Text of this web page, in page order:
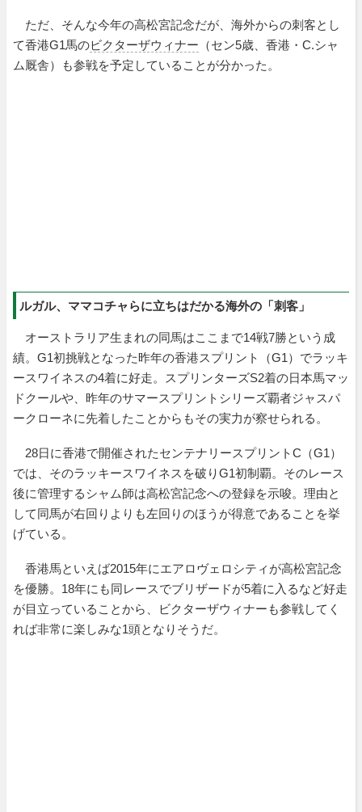
ただ、そんな今年の高松宮記念だが、海外からの刺客とし
て香港G1馬のビクターザウィナー （セン5歳、香港・C.シャ
ム厩舎）も参戦を予定していることが分かった。
ルガル、ママコチャらに立ちはだかる海外の「刺客」
オーストラリア生まれの同馬はここまで14戦7勝という成
績。G1初挑戦となった昨年の香港スプリント（G1）でラッキ
ースワイネスの4着に好走。スプリンターズS2着の日本馬マッ
ドクールや、昨年のサマースプリントシリーズ覇者ジャスパ
ークローネに先着したことからもその実力が察せられる。
28日に香港で開催されたセンテナリースプリントC（G1）
では、そのラッキースワイネスを破りG1初制覇。そのレース
後に管理するシャム師は高松宮記念への登録を示唆。理由と
して同馬が右回りよりも左回りのほうが得意であることを挙
げている。
香港馬といえば2015年にエアロヴェロシティが高松宮記念
を優勝。18年にも同レースでブリザードが5着に入るなど好走
が目立っていることから、ビクターザウィナーも参戦してく
れば非常に楽しみな1頭となりそうだ。